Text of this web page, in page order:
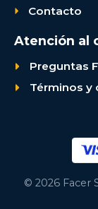
Contacto
Atención al
Preguntas
Términos y
© 2026 Facer